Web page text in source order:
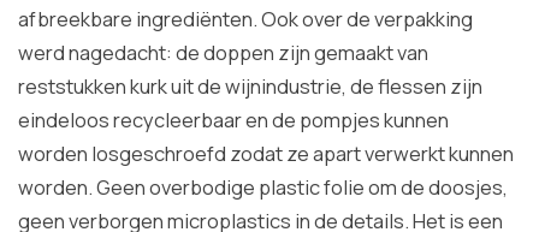
afbreekbare ingrediënten. Ook over de verpakking
werd nagedacht: de doppen zijn gemaakt van
reststukken kurk uit de wijnindustrie, de flessen zijn
eindeloos recycleerbaar en de pompjes kunnen
worden losgeschroefd zodat ze apart verwerkt kunnen
worden. Geen overbodige plastic folie om de doosjes,
geen verborgen microplastics in de details. Het is een